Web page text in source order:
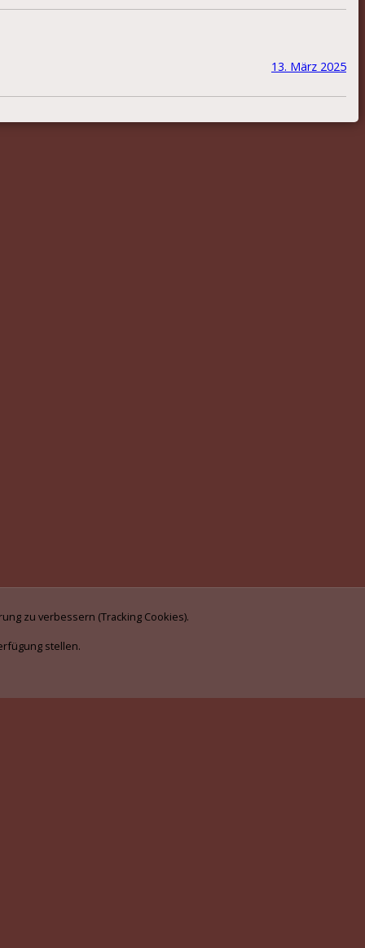
13. März 2025
zu verbessern (Tracking Cookies).
stellen.